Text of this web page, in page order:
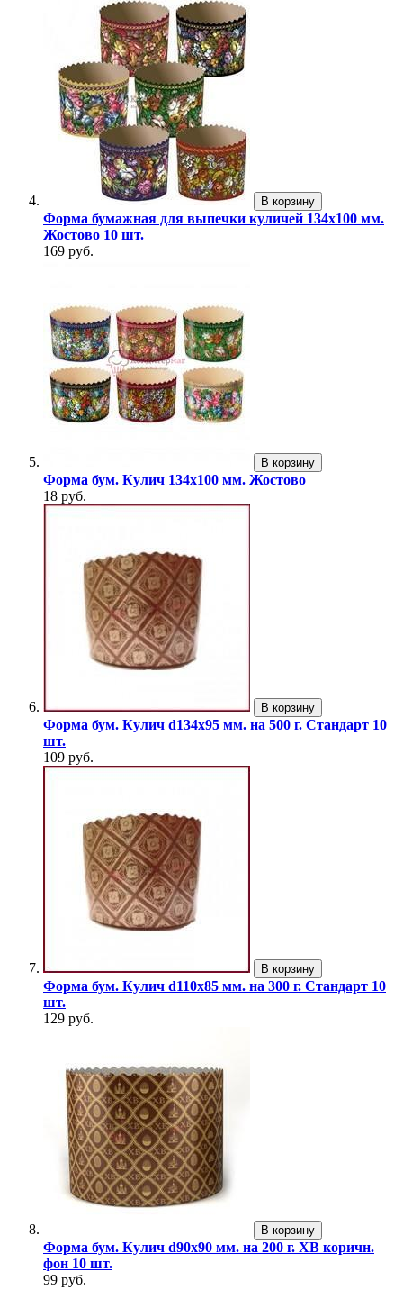
В корзину
Форма бумажная для выпечки куличей 134х100 мм.
Жостово 10 шт.
169 руб.
В корзину
Форма бум. Кулич 134х100 мм. Жостово
18 руб.
В корзину
Форма бум. Кулич d134х95 мм. на 500 г. Стандарт 10
шт.
109 руб.
В корзину
Форма бум. Кулич d110х85 мм. на 300 г. Стандарт 10
шт.
129 руб.
В корзину
Форма бум. Кулич d90х90 мм. на 200 г. ХВ коричн.
фон 10 шт.
99 руб.